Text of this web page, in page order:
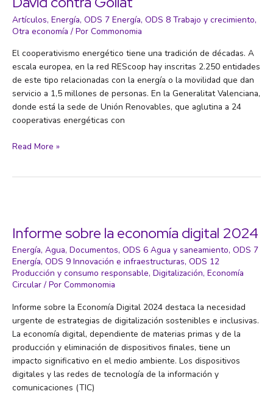
de
los
tejados
y
las
comunidades
energéticas
Artículos, Energía, ODS 7 Energía, ODS 8 Trabajo y crecimiento,
Otra economía / Por Commonomia
El cooperativismo energético tiene una tradición de décadas. A
escala europea, en la red REScoop hay inscritas 2.250 entidades
de este tipo relacionadas con la energía o la movilidad que dan
servicio a 1,5 millones de personas. En la Generalitat Valenciana,
donde está la sede de Unión Renovables, que aglutina a 24
cooperativas energéticas con
Cooperativas
contra
Goliat
Read More »
Informe sobre la economía digital 2024
Energía, Agua, Documentos, ODS 6 Agua y saneamiento, ODS 7
Energía, ODS 9 Innovación e infraestructuras, ODS 12
Producción y consumo responsable, Digitalización, Economía
Circular / Por Commonomia
Informe sobre la Economía Digital 2024 destaca la necesidad
urgente de estrategias de digitalización sostenibles e inclusivas.
La economía digital, dependiente de materias primas y de la
producción y eliminación de dispositivos finales, tiene un
impacto significativo en el medio ambiente. Los dispositivos
digitales y las redes de tecnología de la información y
comunicaciones (TIC)